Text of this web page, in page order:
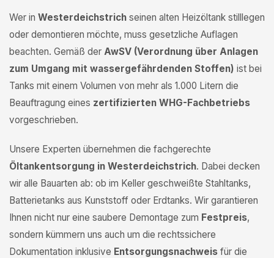
Wer in Westerdeichstrich seinen alten Heizöltank stilllegen
oder demontieren möchte, muss gesetzliche Auflagen
beachten. Gemäß der AwSV (Verordnung über Anlagen
zum Umgang mit wassergefährdenden Stoffen) ist bei
Tanks mit einem Volumen von mehr als 1.000 Litern die
Beauftragung eines zertifizierten WHG-Fachbetriebs
vorgeschrieben.
Unsere Experten übernehmen die fachgerechte
Öltankentsorgung in Westerdeichstrich. Dabei decken
wir alle Bauarten ab: ob im Keller geschweißte Stahltanks,
Batterietanks aus Kunststoff oder Erdtanks. Wir garantieren
Ihnen nicht nur eine saubere Demontage zum Festpreis,
sondern kümmern uns auch um die rechtssichere
Dokumentation inklusive Entsorgungsnachweis für die